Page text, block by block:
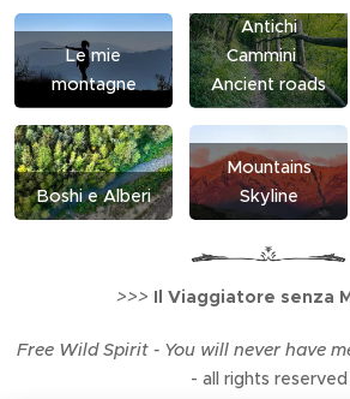
Le mie
montagne
Antichi
Cammini
Ancient roads
Boshi e Alberi
Mountains
Skyline
>>> Il Viaggiatore senza
Free Wild Spirit - You will never have
- all rights reserved